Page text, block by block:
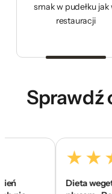
smak w pudełku jak
restauracji
Sprawdź
Dieta